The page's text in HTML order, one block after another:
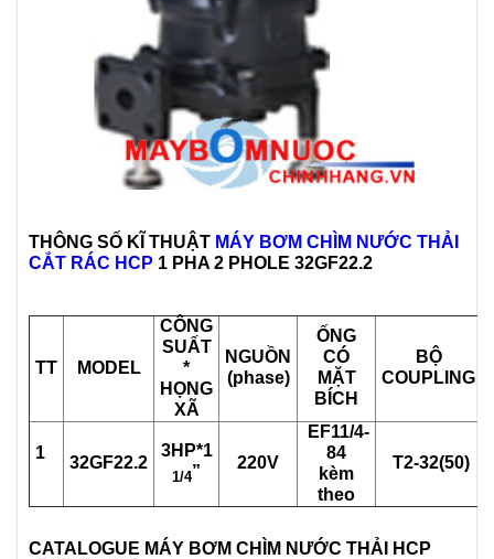
THÔNG SỐ KĨ THUẬT MÁY BƠM CHÌM NƯỚC THẢI
CẮT RÁC HCP 1 PHA 2 PHOLE 32GF22.2
TT MODEL
CÔNG
SUẤT
*
HỌNG
XÃ
NGUỒN
(phase)
ỐNG
CÓ
MẶT
BÍCH
BỘ
COUPLING
1
32GF22.2
3HP*1
1/4” 220V
EF11/4-
84
kèm
theo
T2-32(50)
CATALOGUE MÁY BƠM CHÌM NƯỚC THẢI HCP